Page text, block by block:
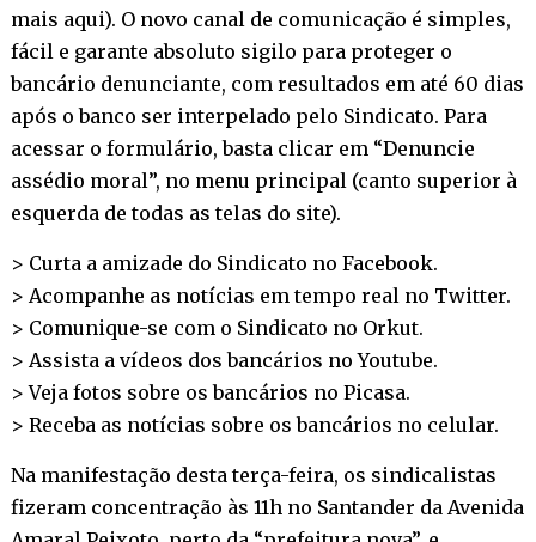
mais aqui). O novo canal de comunicação é simples,
fácil e garante absoluto sigilo para proteger o
bancário denunciante, com resultados em até 60 dias
após o banco ser interpelado pelo Sindicato. Para
acessar o formulário, basta clicar em “Denuncie
assédio moral”, no menu principal (canto superior à
esquerda de todas as telas do site).
> Curta a amizade do Sindicato no Facebook.
> Acompanhe as notícias em tempo real no Twitter.
> Comunique-se com o Sindicato no Orkut.
> Assista a vídeos dos bancários noYoutube.
> Veja fotos sobre os bancários no Picasa.
> Receba as notícias sobre os bancários no celular.
Na manifestação desta terça-feira, os sindicalistas
fizeram concentração às 11h no Santander da Avenida